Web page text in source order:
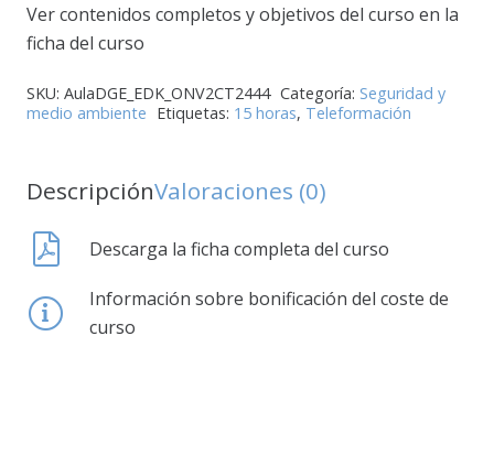
Ver contenidos completos y objetivos del curso en la
ficha del curso
SKU: AulaDGE_EDK_ONV2CT2444 Categoría: Seguridad y
medio ambiente Etiquetas: 15 horas, Teleformación
DescripciónValoraciones (0)
Descarga la ficha completa del curso
Información sobre bonificación del coste de
curso